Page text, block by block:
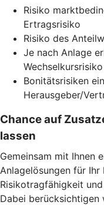
Risiko
Ertragsrisiko
Risiko des
Je nach Anlage
Wechselkursrisiko
Bonitätsrisiken
Herausgeber/
Chance auf
lassen
Gemeinsam mit Ihnen
Anlagelösungen für
Risikotragfähigkeit
Dabei berücksichtigen